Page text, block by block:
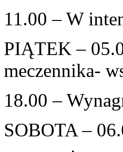
11.00 – W
PIĄTEK –
meczennika-
18.00 –
SOBOTA –